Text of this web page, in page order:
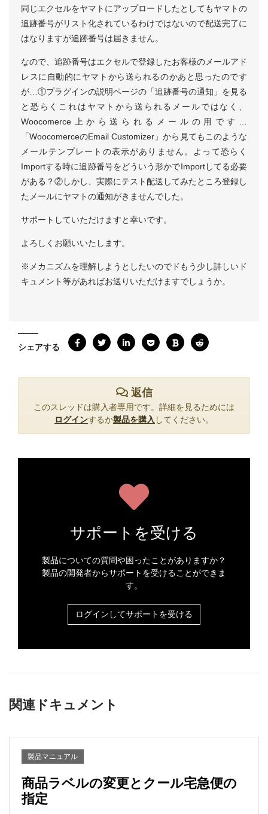
同じエクセルをヤマトにアップロードしたとしてもヤマトの
追跡番号がリスト化されているわけではないので配送完了に
はなりますが追跡番号は届きません。
なので、追跡番号はエクセルで登録したお客様のメールアド
レスに自動的にヤマトから送られるのかあと思ったのです
が…①プラグインの説明ページの「追跡番号の通知」を見る
と恐らくこれはヤマトから送られるメールではなく、
Woocomerce上から送られるメールの用です…
「WoocomerceのEmail Customizer」から見てもこのような
メールテンプレートの表示がありません。よって恐らく
Importする時に追跡番号をどういう形かでImportしてる必要
がある？②しかし、実際にテスト配送してみたところ登録し
たメールにヤマトの通知がきませんでした。
サポートしていただけますと幸いです。
よろしくお願いいたします。
※メカニズムを理解しようとしたいのでドもう少し詳しいド
キュメント等があればお送りいただけますでしょうか。
シェアする
返信
このスレッドは購入者専用です。詳細を見るためには
ログインするか製品を購入 してください。
サポートを受ける
製品についての質問や困ったことがありますか？
製品の開発者からサポートを受けることができま
す。
ログインしてサポートを受ける
関連ドキュメント
製品マニュアル
商品ラベルの変更とクール宅急便の
指定